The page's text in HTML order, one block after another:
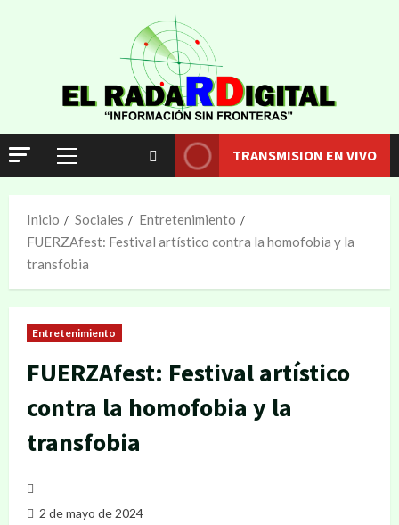
TRANSMISION EN VIVO
Inicio Sociales
Entretenimiento
FUERZAfest: Festival artístico contra la homofobia y la
transfobia
Entretenimiento
FUERZAfest: Festival artístico
contra la homofobia y la
transfobia
2 de mayo de 2024